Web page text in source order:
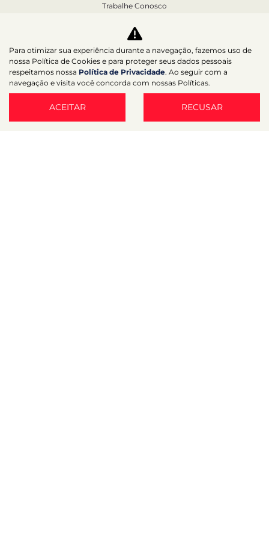
Trabalhe Conosco
Agende um test-drive
Política de Privacidade
Desacelere. Seu bem maior é a vida.
Para otimizar sua experiência durante a navegação, fazemos uso de
nossa Política de Cookies e para proteger seus dados pessoais
respeitamos nossa Política de Privacidade. Ao seguir com a
navegação e visita você concorda com nossas Políticas.
ACEITAR RECUSAR